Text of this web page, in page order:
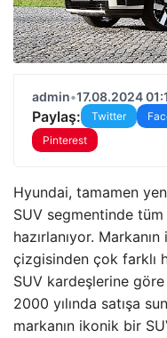
admin•17.08.2024
Paylaş: Twitter
Pinterest
Hyundai, tamamen
SUV segmentinde
hazırlanıyor.
çizgisinden çok farklı
SUV kardeşlerine
2000 yılında satışa
markanın ikonik bir